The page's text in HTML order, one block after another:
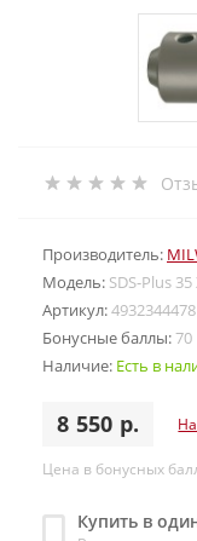
Производитель:
Модель: SDS-Plus
Артикул:4932344478
Бонусные баллы:70
Наличие: Есть в
8 550 р.
Цена в бонусных
Купить в